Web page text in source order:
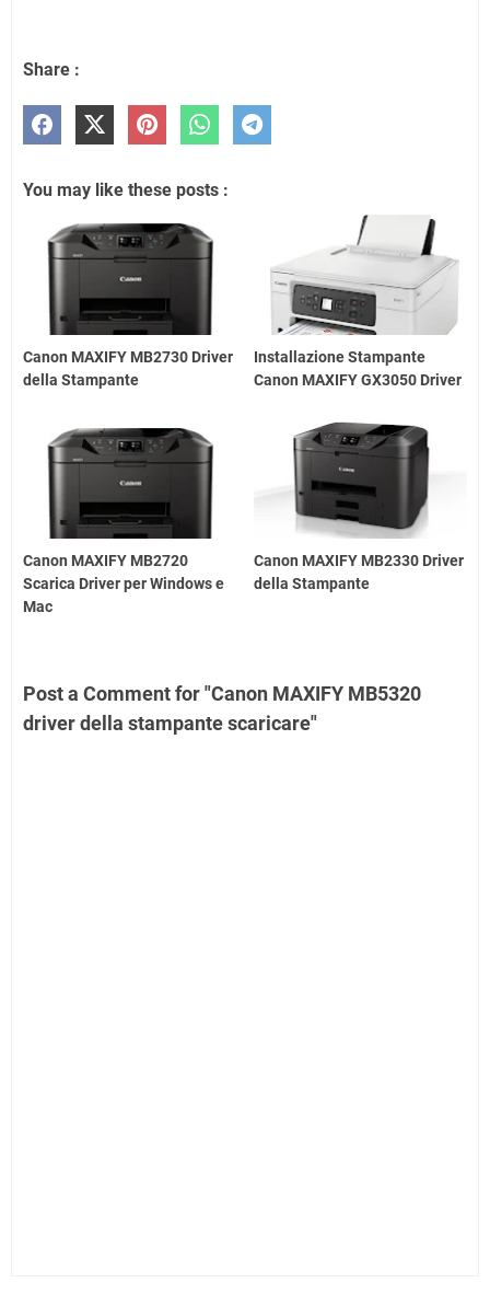
Share :
You may like these posts :
Canon MAXIFY MB2730 Driver
della Stampante
Installazione Stampante
Canon MAXIFY GX3050 Driver
Canon MAXIFY MB2720
Scarica Driver per Windows e
Mac
Canon MAXIFY MB2330 Driver
della Stampante
Post a Comment for "Canon MAXIFY MB5320
driver della stampante scaricare"